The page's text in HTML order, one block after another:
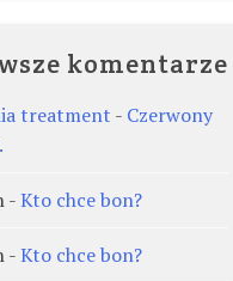
komentarze
treatment - Czerwony
-Kto chce bon?
-Kto chce bon?